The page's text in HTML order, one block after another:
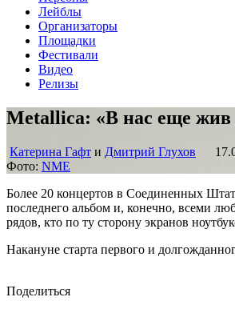
Лейблы
Организаторы
Площадки
Фестивали
Видео
Релизы
Metallica: «В нас еще
Катерина Гафт и Дмитрий Глухов
Фото: NME
Более 20 концертов в Соединенных
последнего альбом и, конечно, всеми
рядов, кто по ту сторону экранов
Накануне старта первого и
Поделиться